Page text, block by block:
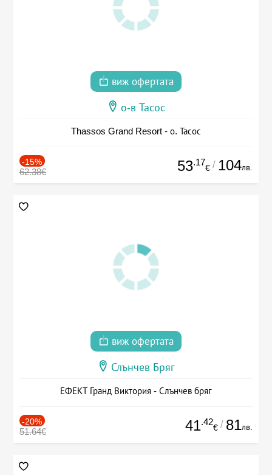
виж офертата
о-в Тасос
Thassos Grand Resort - о. Тасос
-15%
62.38€ 53.17
€ / 104лв.
виж офертата
Слънчев Бряг
ЕФЕКТ Гранд Виктория - Слънчев бряг
-20%
51.64€ 41.42
€ / 81лв.